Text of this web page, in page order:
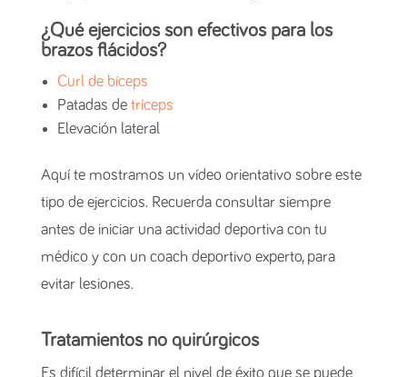
¿Qué ejercicios son efectivos para los
brazos flácidos?
Curl de bíceps
Patadas de tríceps
Elevación lateral
Aquí te mostramos un vídeo orientativo sobre este
tipo de ejercicios. Recuerda consultar siempre
antes de iniciar una actividad deportiva con tu
médico y con un coach deportivo experto, para
evitar lesiones.
Tratamientos no quirúrgicos
Es difícil determinar el nivel de éxito que se puede